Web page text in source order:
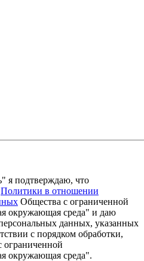
я подтверждаю, что
Политики в отношении
Общества с ограниченной
окружающая среда" и даю
данных, указанных
с порядком обработки,
окружающая среда".